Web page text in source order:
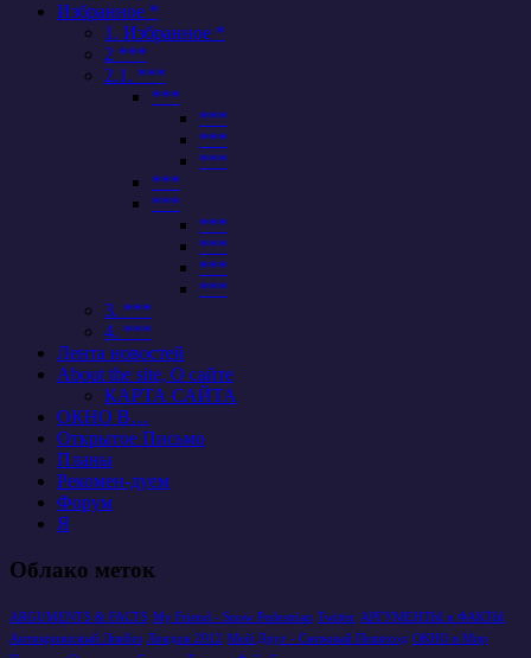
Избранное *
1. Избранное *
2 ***
2.1. ***
***
***
***
***
***
***
***
***
***
***
3. ***
4. ***
Лента новостей
About the site, О сайте
КАРТА САЙТА
ОКНО В…
Открытое Письмо
Планы
Рекомен-дуем
Форум
Я
Облако меток
ARGUMENTS & FACTS My Friend - Snow Pedestrian Twitter АРГУМЕНТЫ и ФАКТЫ
Антикризисный Ликбез Лондон 2012 Мой Друг - Снежный Пешеход ОКНО в Мир